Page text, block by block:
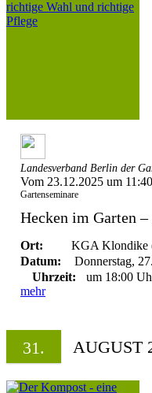
Landesverband Berlin der
Vom 23.12.2025 um
Gartenseminare
Hecken im Garten
Ort:
KGA Klondike
Datum:
Donnerstag,
Uhrzeit:
um 18:00
mehr
31. AUGUST